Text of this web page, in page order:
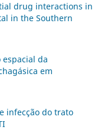
drug interactions in
in the Southern
da
em
infecção do trato